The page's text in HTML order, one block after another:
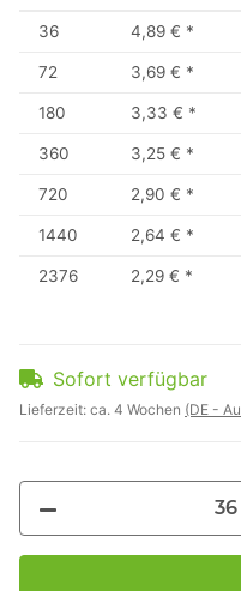
36 4,89 € *
72 3,69 € *
180 3,33 € *
360 3,25 € *
720 2,90 € *
1440 2,64 € *
2376 2,29 € *
Sofort verfügbar
Lieferzeit: ca. 4 Wochen (DE -